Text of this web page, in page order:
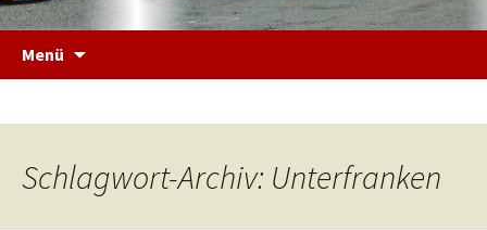
Menü
Schlagwort-Archiv: Unterfranken